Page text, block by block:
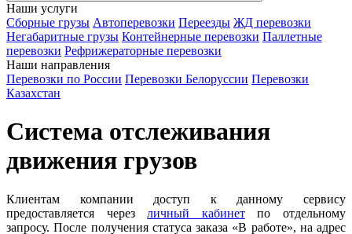
Наши услуги
Сборные грузы Автоперевозки Переезды ЖД перевозки
Негабаритные грузы Контейнерные перевозки Паллетные
перевозки Рефрижераторные перевозки
Наши направления
Перевозки по России Перевозки Белоруссии Перевозки
Казахстан
Система отслеживания
движения грузов
Клиентам компании доступ к данному сервису
предоставляется черезличный кабинетпо отдельному
запросу. После получения статуса заказа «В работе», на адрес